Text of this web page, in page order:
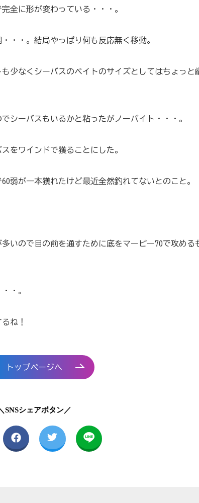
全に形が変わっている・・・。
・・。結局やっぱり何も反応無く移動。
少なくシーバスのベイトのサイズとしてはちょっと
シーバスもいるかと粘ったがノーバイト・・・。
をワインドで獲ることにした。
弱が一本獲れたけど最近全然釣れてないとのこと。
いので目の前を通すために底をマービー70で攻める
・。
ね！
トップページへ
SNSシェアボタン／